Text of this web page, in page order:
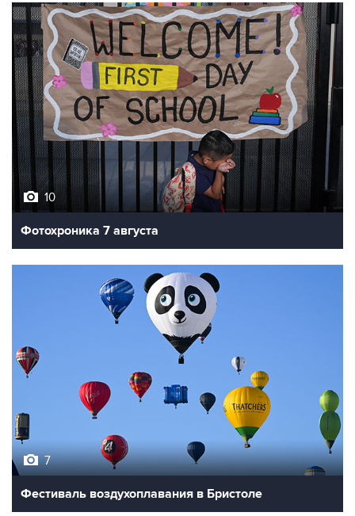
10
Фотохроника 7 августа
Фестиваль воздухоплавания в Бристоле